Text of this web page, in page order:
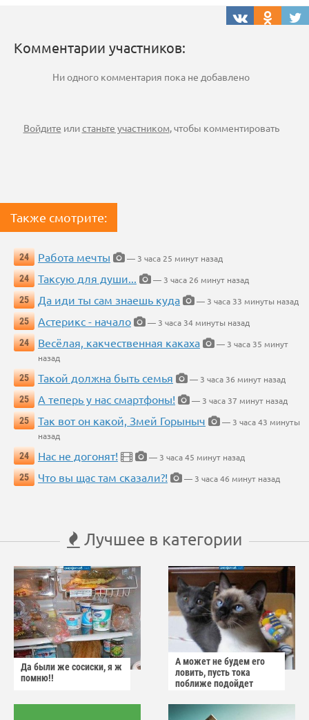
Комментарии участников:
Ни одного комментария пока не добавлено
Войдите илистаньте участником, чтобы комментировать
Также смотрите:
24 Работа мечты
— 3 часа 25 минут назад
24
Таксую для души...
— 3 часа 26 минут назад
25
Да иди ты сам знаешь куда
— 3 часа 33 минуты назад
25
Астерикс - начало
— 3 часа 34 минуты назад
24
Весёлая, какчественная какаха
— 3 часа 35 минут
назад
25
Такой должна быть семья
— 3 часа 36 минут назад
25
А теперь у нас смартфоны!
— 3 часа 37 минут назад
25
Так вот он какой, Змей Горыныч
— 3 часа 43 минуты
назад
24
Нас не догонят!
— 3 часа 45 минут назад
25
Что вы щас там сказали?! — 3 часа 46 минут назад
Лучшее в категории
Да были же сосиски, я ж
помню!!
А может не будем его
ловить, пусть тока
поближе подойдет